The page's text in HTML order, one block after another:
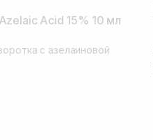
Acid 15% 10 мл
с азелаиновой